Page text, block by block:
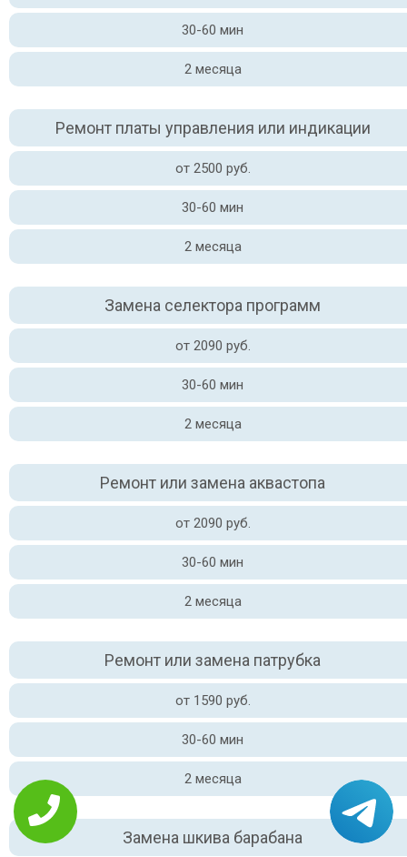
30-60 мин
2 месяца
Ремонт платы управления или индикации
от 2500 руб.
30-60 мин
2 месяца
Замена селектора программ
от 2090 руб.
30-60 мин
2 месяца
Ремонт или замена аквастопа
от 2090 руб.
30-60 мин
2 месяца
Ремонт или замена патрубка
от 1590 руб.
30-60 мин
2 месяца
Замена шкива барабана